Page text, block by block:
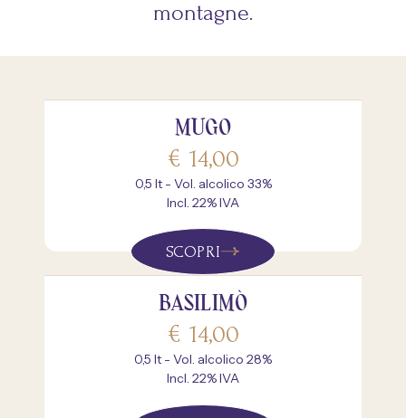
montagne.
MUGO
€ 14,00
0,5 lt - Vol. alcolico 33%
Incl. 22% IVA
SCOPRI
BASILIMÒ
€ 14,00
0,5 lt - Vol. alcolico 28%
Incl. 22% IVA